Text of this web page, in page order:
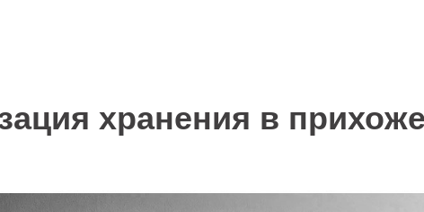
хранения в